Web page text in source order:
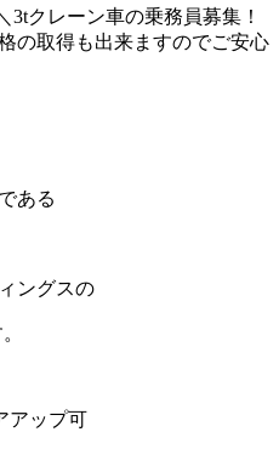
3tクレーン車の乗務員募集！
の取得も出来ますのでご安心
ある
ングスの
アップ可